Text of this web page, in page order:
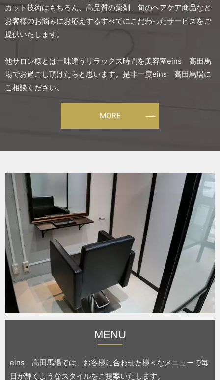
カット技術はもちろん、高品質の薬剤、旬のヘアケア商品など
お客様のお悩みにお応えするすべてにこだわったサービスをご
提供いたします。
他サロン様とは一味違うリラックス時間を美容室eins 高田馬
場でお過ごし頂けたらと思います。 是非一度eins 高田馬場に
ご相談ください。
MORE
MENU
eins 高田馬場では、お客様に合わせた様々なメニューで毎
日が輝くようなスタイルをご提案いたします。